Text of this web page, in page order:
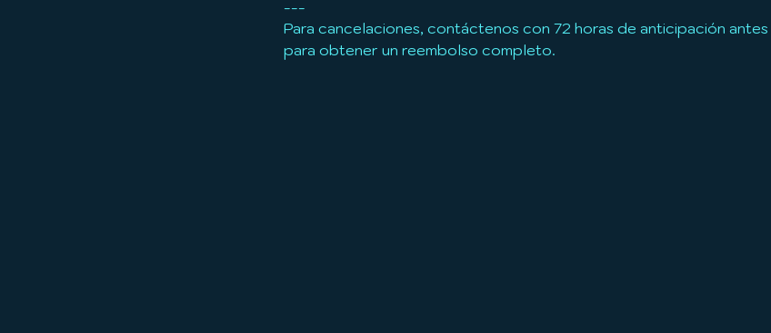
---
Para cancelaciones, contáctenos con 72 horas de anticipación
para obtener un reembolso completo.